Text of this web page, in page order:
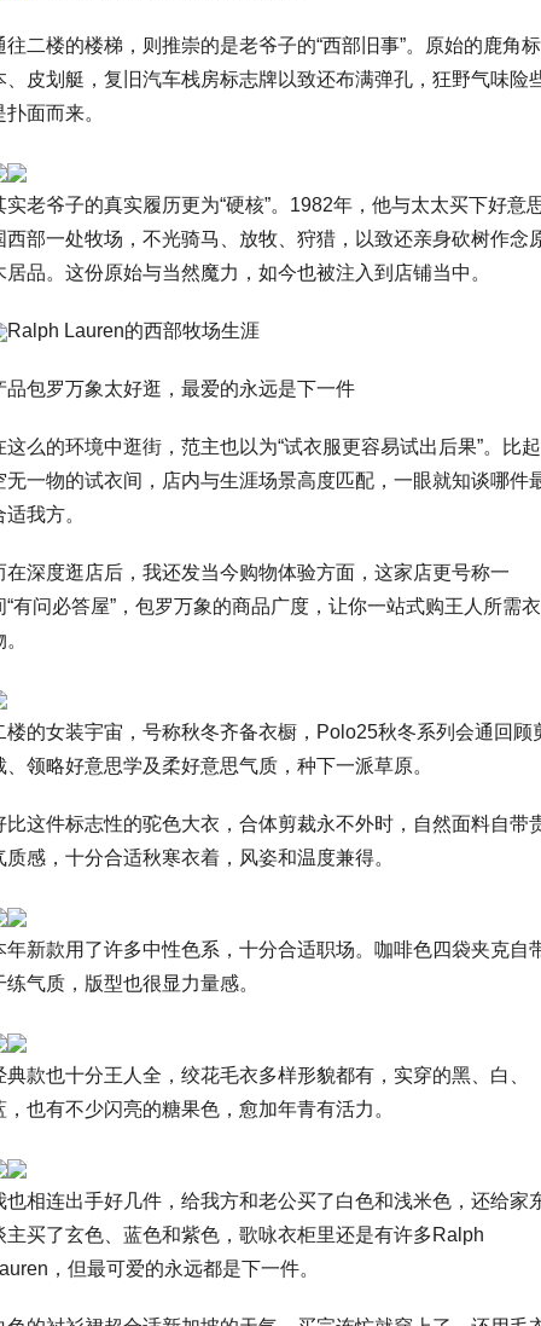
往二楼的楼梯，则推崇的是老爷子的“西部旧事”。原始的鹿角标
、皮划艇，复旧汽车栈房标志牌以致还布满弹孔，狂野气味险
扑面而来。
实老爷子的真实履历更为“硬核”。1982年，他与太太买下好意
西部一处牧场，不光骑马、放牧、狩猎，以致还亲身砍树作念
居品。这份原始与当然魔力，如今也被注入到店铺当中。
Ralph Lauren的西部牧场生涯
品包罗万象太好逛，最爱的永远是下一件
这么的环境中逛街，范主也以为“试衣服更容易试出后果”。比起
无一物的试衣间，店内与生涯场景高度匹配，一眼就知谈哪件
适我方。
在深度逛店后，我还发当今购物体验方面，这家店更号称一
“有问必答屋”，包罗万象的商品广度，让你一站式购王人所需衣
楼的女装宇宙，号称秋冬齐备衣橱，Polo25秋冬系列会通回顾
、领略好意思学及柔好意思气质，种下一派草原。
比这件标志性的驼色大衣，合体剪裁永不外时，自然面料自带
质感，十分合适秋寒衣着，风姿和温度兼得。
年新款用了许多中性色系，十分合适职场。咖啡色四袋夹克自
练气质，版型也很显力量感。
典款也十分王人全，绞花毛衣多样形貌都有，实穿的黑、白、
，也有不少闪亮的糖果色，愈加年青有活力。
也相连出手好几件，给我方和老公买了白色和浅米色，还给家
主买了玄色、蓝色和紫色，歌咏衣柜里还是有许多Ralph
，但最可爱的永远都是下一件。